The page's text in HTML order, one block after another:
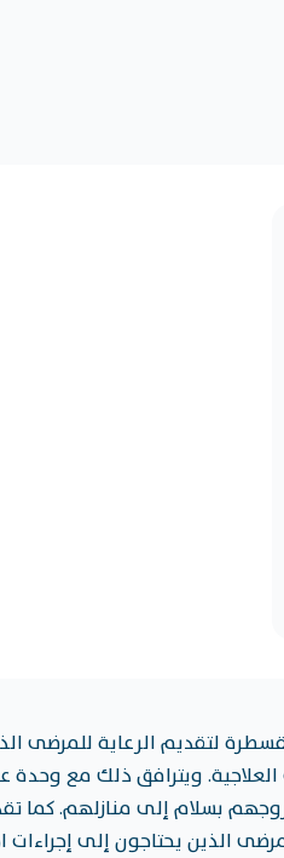
لتقديم الرعاية للمرضى
العلاجية. ويترافق ذلك مع
بسلام إلى منازلهم. كما
الذين يحتاجون إلى إجراءات